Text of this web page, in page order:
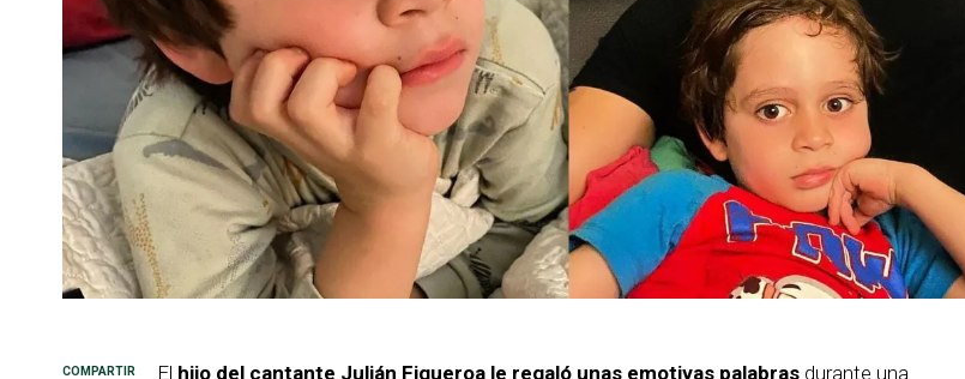
El hijo del cantante Julián Figueroa le regaló unas emotivas palabras durante una